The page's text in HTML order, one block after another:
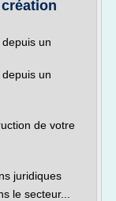
un
un
de votre
juridiques
le secteur...